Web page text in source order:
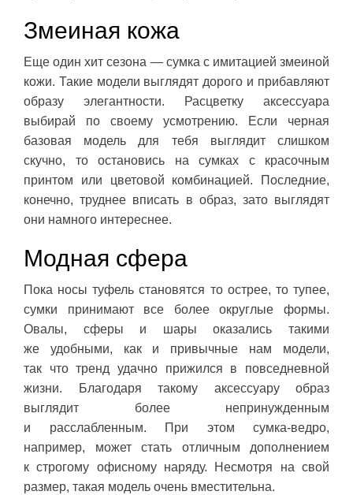
Змеиная кожа
Еще один хит сезона — сумка с имитацией змеиной
кожи. Такие модели выглядят дорого и прибавляют
образу элегантности. Расцветку аксессуара
выбирай по своему усмотрению. Если черная
базовая модель для тебя выглядит слишком
скучно, то остановись на сумках с красочным
принтом или цветовой комбинацией. Последние,
конечно, труднее вписать в образ, зато выглядят
они намного интереснее.
Модная сфера
Пока носы туфель становятся то острее, то тупее,
сумки принимают все более округлые формы.
Овалы, сферы и шары оказались такими
же удобными, как и привычные нам модели,
так что тренд удачно прижился в повседневной
жизни. Благодаря такому аксессуару образ
выглядит более непринужденным
и расслабленным. При этом сумка-ведро,
например, может стать отличным дополнением
к строгому офисному наряду. Несмотря на свой
размер, такая модель очень вместительна.